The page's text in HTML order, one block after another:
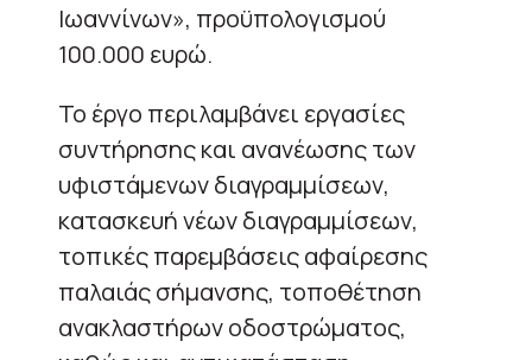
Ιωαννίνων», προϋπολογισμού
100.000 ευρώ.
Το έργο περιλαμβάνει εργασίες
συντήρησης και ανανέωσης των
υφιστάμενων διαγραμμίσεων,
κατασκευή νέων διαγραμμίσεων,
τοπικές παρεμβάσεις αφαίρεσης
παλαιάς σήμανσης, τοποθέτηση
ανακλαστήρων οδοστρώματος,